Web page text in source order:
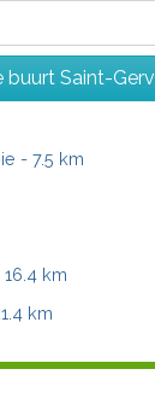
buurt Saint-
- 7.5 km
16.4 km
km